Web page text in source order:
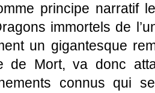
principe narratif
immortels de
un gigantesque
de Mort, va donc
connus qui